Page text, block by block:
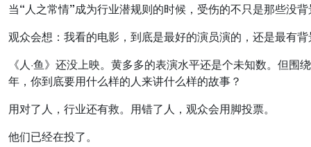
当“人之常情”成为行业潜规则的时候，受伤的不只是那些没
观众会想：我看的电影，到底是最好的演员演的，还是最有
《人·鱼》还没上映。黄多多的表演水平还是个未知数。但
年，你到底要用什么样的人来讲什么样的故事？
用对了人，行业还有救。用错了人，观众会用脚投票。
他们已经在投了。